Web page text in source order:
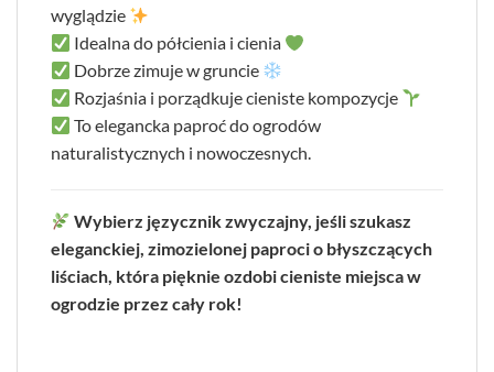
wyglądzie
Idealna do półcienia i cienia
Dobrze zimuje w gruncie
Rozjaśnia i porządkuje cieniste kompozycje
To elegancka paproć do ogrodów
naturalistycznych i nowoczesnych.
Wybierz języcznik zwyczajny, jeśli szukasz
eleganckiej, zimozielonej paproci o błyszczących
liściach, która pięknie ozdobi cieniste miejsca w
ogrodzie przez cały rok!